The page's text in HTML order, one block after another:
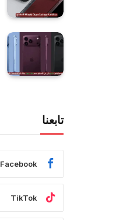
تابعنا
Facebook
TikTok